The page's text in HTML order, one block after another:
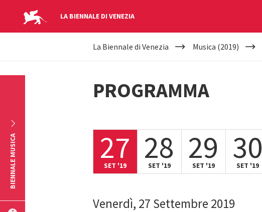
LA BIENNALE DI VENEZIA
YOUR
HERE
La Biennale di Venezia Musica (2019)
PROGRAMMA
27
SET '19 28
SET '19 29
SET '19 30
SET '19
Venerdì, 27 Settembre 2019
BIENNALE MUSICA